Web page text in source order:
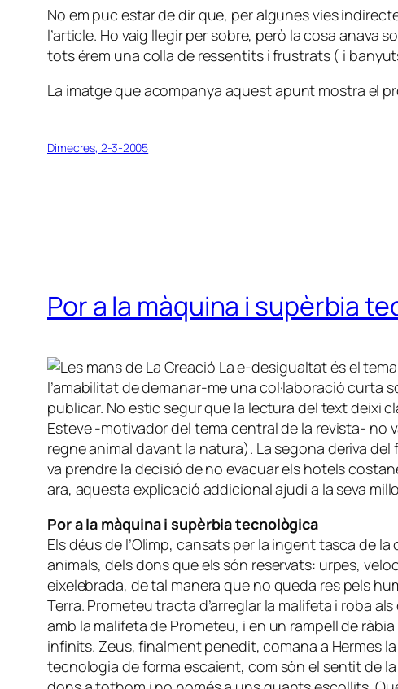
No em puc estar de dir que, per algunes vies
l’article. Ho vaig llegir per sobre, però la cosa
tots érem una colla de ressentits i frustrats ( i
La imatge que acompanya aquest apunt mostra el
Dimecres, 2-3-2005
Por a la màquina i supèrbia
La e-desigualtat és el
l’amabilitat de demanar-me una col·laboració curta
publicar. No estic segur que la lectura del text deixi
Esteve -motivador del tema central de la revista- no
regne animal davant la natura). La segona deriva
va prendre la decisió de no evacuar els hotels
ara, aquesta explicació addicional ajudi a la seva
Por a la màquina i supèrbia tecnològica
Els déus de l’Olimp, cansats per la ingent tasca de
animals, dels dons que els són reservats: urpes,
eixelebrada, de tal manera que no queda res pels
Terra. Prometeu tracta d’arreglar la malifeta i roba
amb la malifeta de Prometeu, i en un rampell de
infinits. Zeus, finalment penedit, comana a Hermes
tecnologia de forma escaient, com són el sentit de